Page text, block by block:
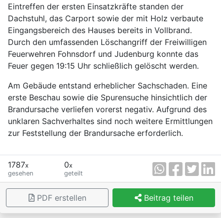
Eintreffen der ersten Einsatzkräfte standen der
Dachstuhl, das Carport sowie der mit Holz verbaute
Eingangsbereich des Hauses bereits in Vollbrand.
Durch den umfassenden Löschangriff der Freiwilligen
Feuerwehren Fohnsdorf und Judenburg konnte das
Feuer gegen 19:15 Uhr schließlich gelöscht werden.
Am Gebäude entstand erheblicher Sachschaden. Eine
erste Beschau sowie die Spurensuche hinsichtlich der
Brandursache verliefen vorerst negativ. Aufgrund des
unklaren Sachverhaltes sind noch weitere Ermittlungen
zur Feststellung der Brandursache erforderlich.
1787x
gesehen
0x
geteilt
PDF erstellen Beitrag teilen